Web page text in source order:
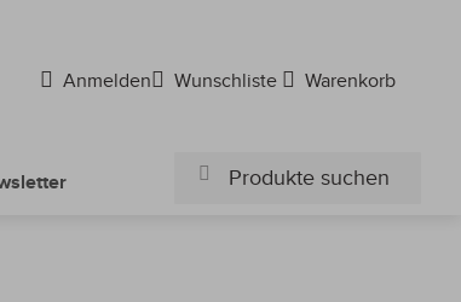
Anmelden Wunschliste Warenkorb